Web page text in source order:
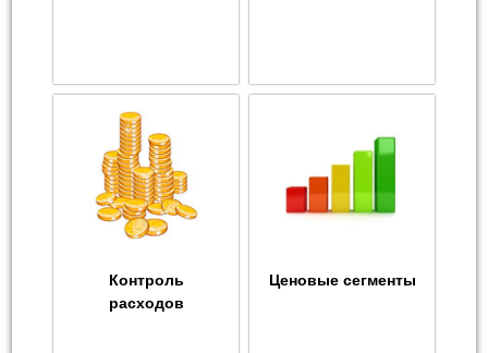
Контроль
расходов
Ценовые сегменты